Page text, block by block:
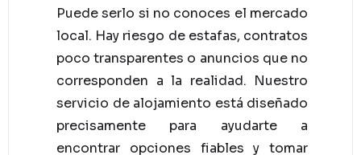
Puede serlo si no conoces el mercado
local. Hay riesgo de estafas, contratos
poco transparentes o anuncios que no
corresponden a la realidad. Nuestro
servicio de alojamiento está diseñado
precisamente para ayudarte a
encontrar opciones fiables y tomar